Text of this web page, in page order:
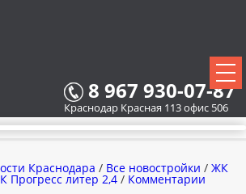
8 967 930-07-87
Краснодар Красная 113 офис 506
Краснодара / Все новостройки / ЖК
Прогресс литер 2,4 / Комментарии